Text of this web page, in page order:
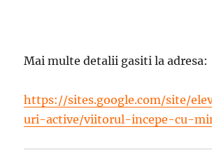
Mai multe detalii gasiti la adresa:
https://sites.google.com/site/
uri-active/viitorul-incepe-cu-